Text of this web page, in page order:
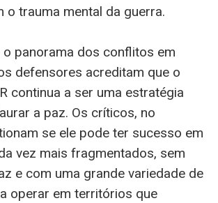
o trauma mental da guerra.
o panorama dos conflitos em
defensores acreditam que o
continua a ser uma estratégia
a paz. Os críticos, no
se ele pode ter sucesso em
vez mais fragmentados, sem
e com uma grande variedade de
operar em territórios que